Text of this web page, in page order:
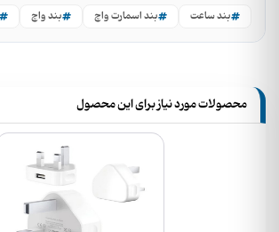
بند ساعت
بند اسمارت واچ بند واچ
محصولات مورد نیاز برای این محصول